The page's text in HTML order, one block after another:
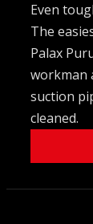
Even
The
Palax
workman
suction
cleaned.